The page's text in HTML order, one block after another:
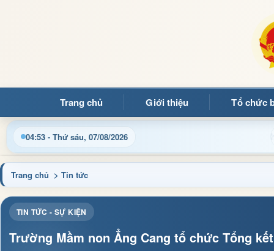
Trang chủ Giới thiệu Tổ chức
04:53 - Thứ sáu, 07/08/2026
tin điều hành, thủ tục hành chính và tin tức địa phương
Trang chủ > Tin tức
TIN TỨC - SỰ KIỆN
Trường Mầm non Ẳng Cang tổ chức Tổng